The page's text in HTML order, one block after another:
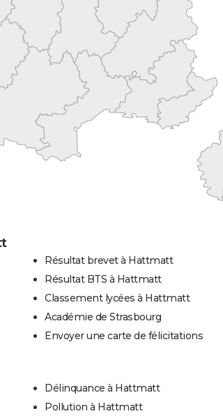
Résultat brevet à Hattmatt
Résultat BTS à Hattmatt
Classement lycées à Hattmatt
Académie de Strasbourg
Envoyer une carte de félicitations
Délinquance à Hattmatt
Pollution à Hattmatt